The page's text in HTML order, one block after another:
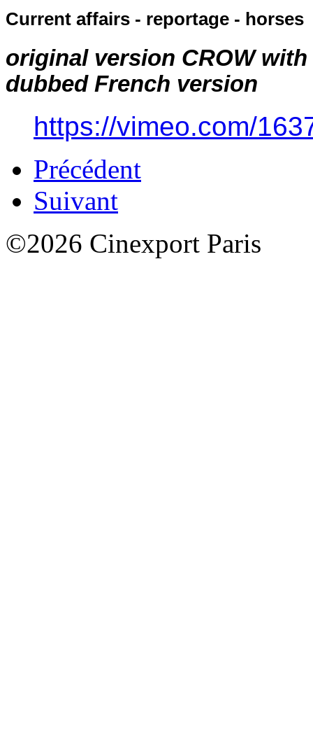
Current affairs - reportage - horses
original version CROW
dubbed French version
https://vimeo.com/
Précédent
Suivant
©2026 Cinexport Paris